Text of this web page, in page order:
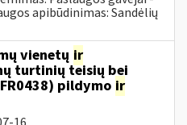
apibūdinimas: Sandėlių
vienetų ir
turtinių teisių bei
pildymo ir